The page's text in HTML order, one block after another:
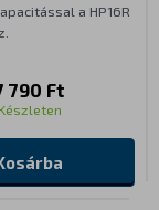
a HP16R
790 Ft
Készleten